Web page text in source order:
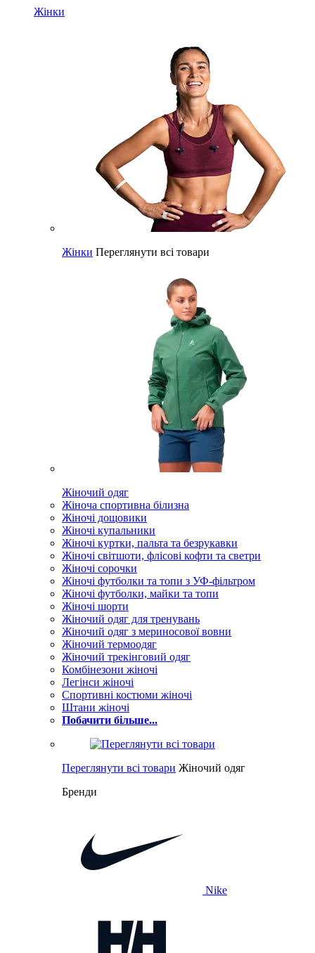
Жінки
Жінки Переглянути всі товари
Жіночий одяг
Жіноча спортивна білизна
Жіночі дощовики
Жіночі купальники
Жіночі куртки, пальта та безрукавки
Жіночі світшоти, флісові кофти та светри
Жіночі сорочки
Жіночі футболки та топи з УФ-фільтром
Жіночі футболки, майки та топи
Жіночі шорти
Жіночий одяг для тренувань
Жіночий одяг з мериносової вовни
Жіночий термоодяг
Жіночий трекінговий одяг
Комбінезони жіночі
Легінси жіночі
Спортивні костюми жіночі
Штани жіночі
Побачити більше...
Переглянути всі товари Жіночий одяг
Бренди
Nike